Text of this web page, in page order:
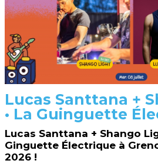
Lucas Santtana +
• La Guinguette
Lucas Santtana + Shango
Ginguette Électrique à
2026 !